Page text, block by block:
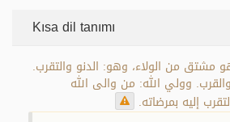
Kısa dil tanımı
مشتق من الولاء، وهو: الدنو والتقرب.
وولي الله: من والى الله
إليه بمرضاته.